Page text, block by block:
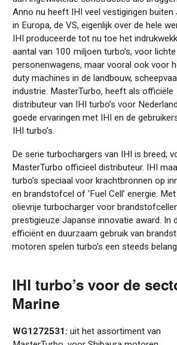
Anno nu heeft IHI veel vestigingen buiten
in Europa, de VS, eigenlijk over de hele
IHI produceerde tot nu toe het
aantal van 100 miljoen turbo’s, voor lichte
personenwagens, maar vooral ook voor
duty machines in de landbouw,
industrie. MasterTurbo, heeft als officiële
distributeur van IHI turbo’s voor Nederland
goede ervaringen met IHI en de
IHI turbo’s.
De serie turbochargers van IHI is breed;
MasterTurbo officieel distributeur. IHI
turbo’s speciaal voor krachtbronnen op
en brandstofcel of ‘Fuel Cell’ energie.
olievrije turbocharger voor
prestigieuze Japanse innovatie award. In
efficiënt en duurzaam gebruik van
motoren spelen turbo’s een steeds
IHI turbo’s voor de
Marine
WG1272531: uit het assortiment van